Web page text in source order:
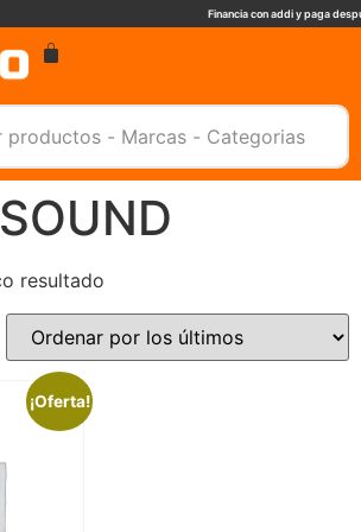
Financia con addi y paga
PRODUCTO, NOSOTROS TE AYUDAMOS, ESCRIBENOS. 📲
resultado
¡Oferta!